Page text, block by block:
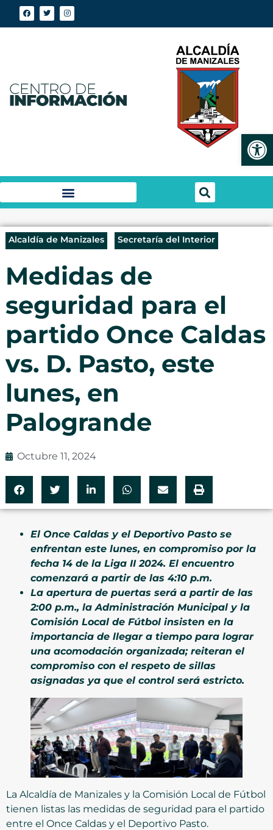
Alcaldía de Manizales Secretaría del Interior
Medidas de
seguridad para el
partido Once Caldas
vs. D. Pasto, este
lunes, en
Palogrande
Octubre 11, 2024
El Once Caldas y el Deportivo Pasto se
enfrentan este lunes, en compromiso por la
fecha 14 de la Liga II 2024. El encuentro
comenzará a partir de las 4:10 p.m.
La apertura de puertas será a partir de las
2:00 p.m., la Administración Municipal y la
Comisión Local de Fútbol insisten en la
importancia de llegar a tiempo para lograr
una acomodación organizada; reiteran el
compromiso con el respeto de sillas
asignadas ya que el control será estricto.
La Alcaldía de Manizales y la Comisión Local de Fútbol
tienen listas las medidas de seguridad para el partido
entre el Once Caldas y el Deportivo Pasto.